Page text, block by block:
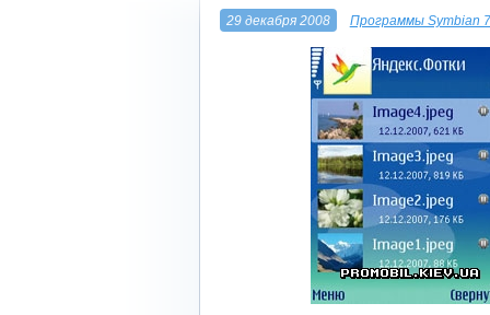
29 декабря 2008 Программы Symbian